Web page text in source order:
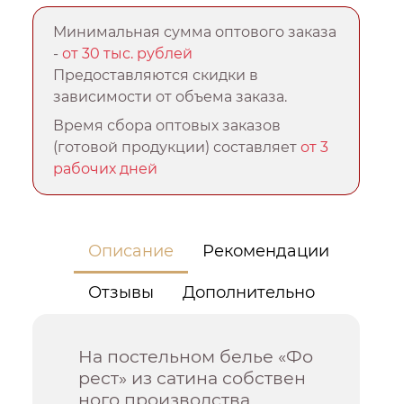
Минимальная сумма оптового заказа
-от 30 тыс. рублей
Предоставляются скидки в
зависимости от объема заказа.
Время сбора оптовых заказов
(готовой продукции) составляетот 3
рабочих дней
Описание Рекомендации
Отзывы Дополнительно
На постельном белье «Фо
рест» из сатина собствен
ного производства